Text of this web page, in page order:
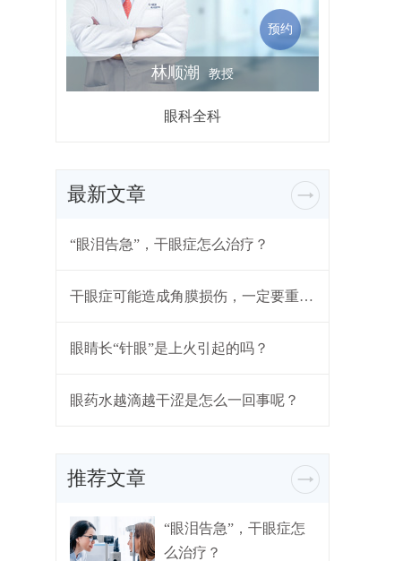
林顺潮 教授
预约
眼科全科
最新文章
“眼泪告急”，干眼症怎么治疗？
干眼症可能造成角膜损伤，一定要重视起来
眼睛长“针眼”是上火引起的吗？
眼药水越滴越干涩是怎么一回事呢？
推荐文章
“眼泪告急”，干眼症怎
么治疗？